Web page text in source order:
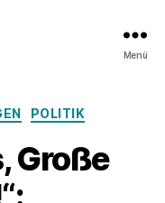
Menü
POLITIK
Große